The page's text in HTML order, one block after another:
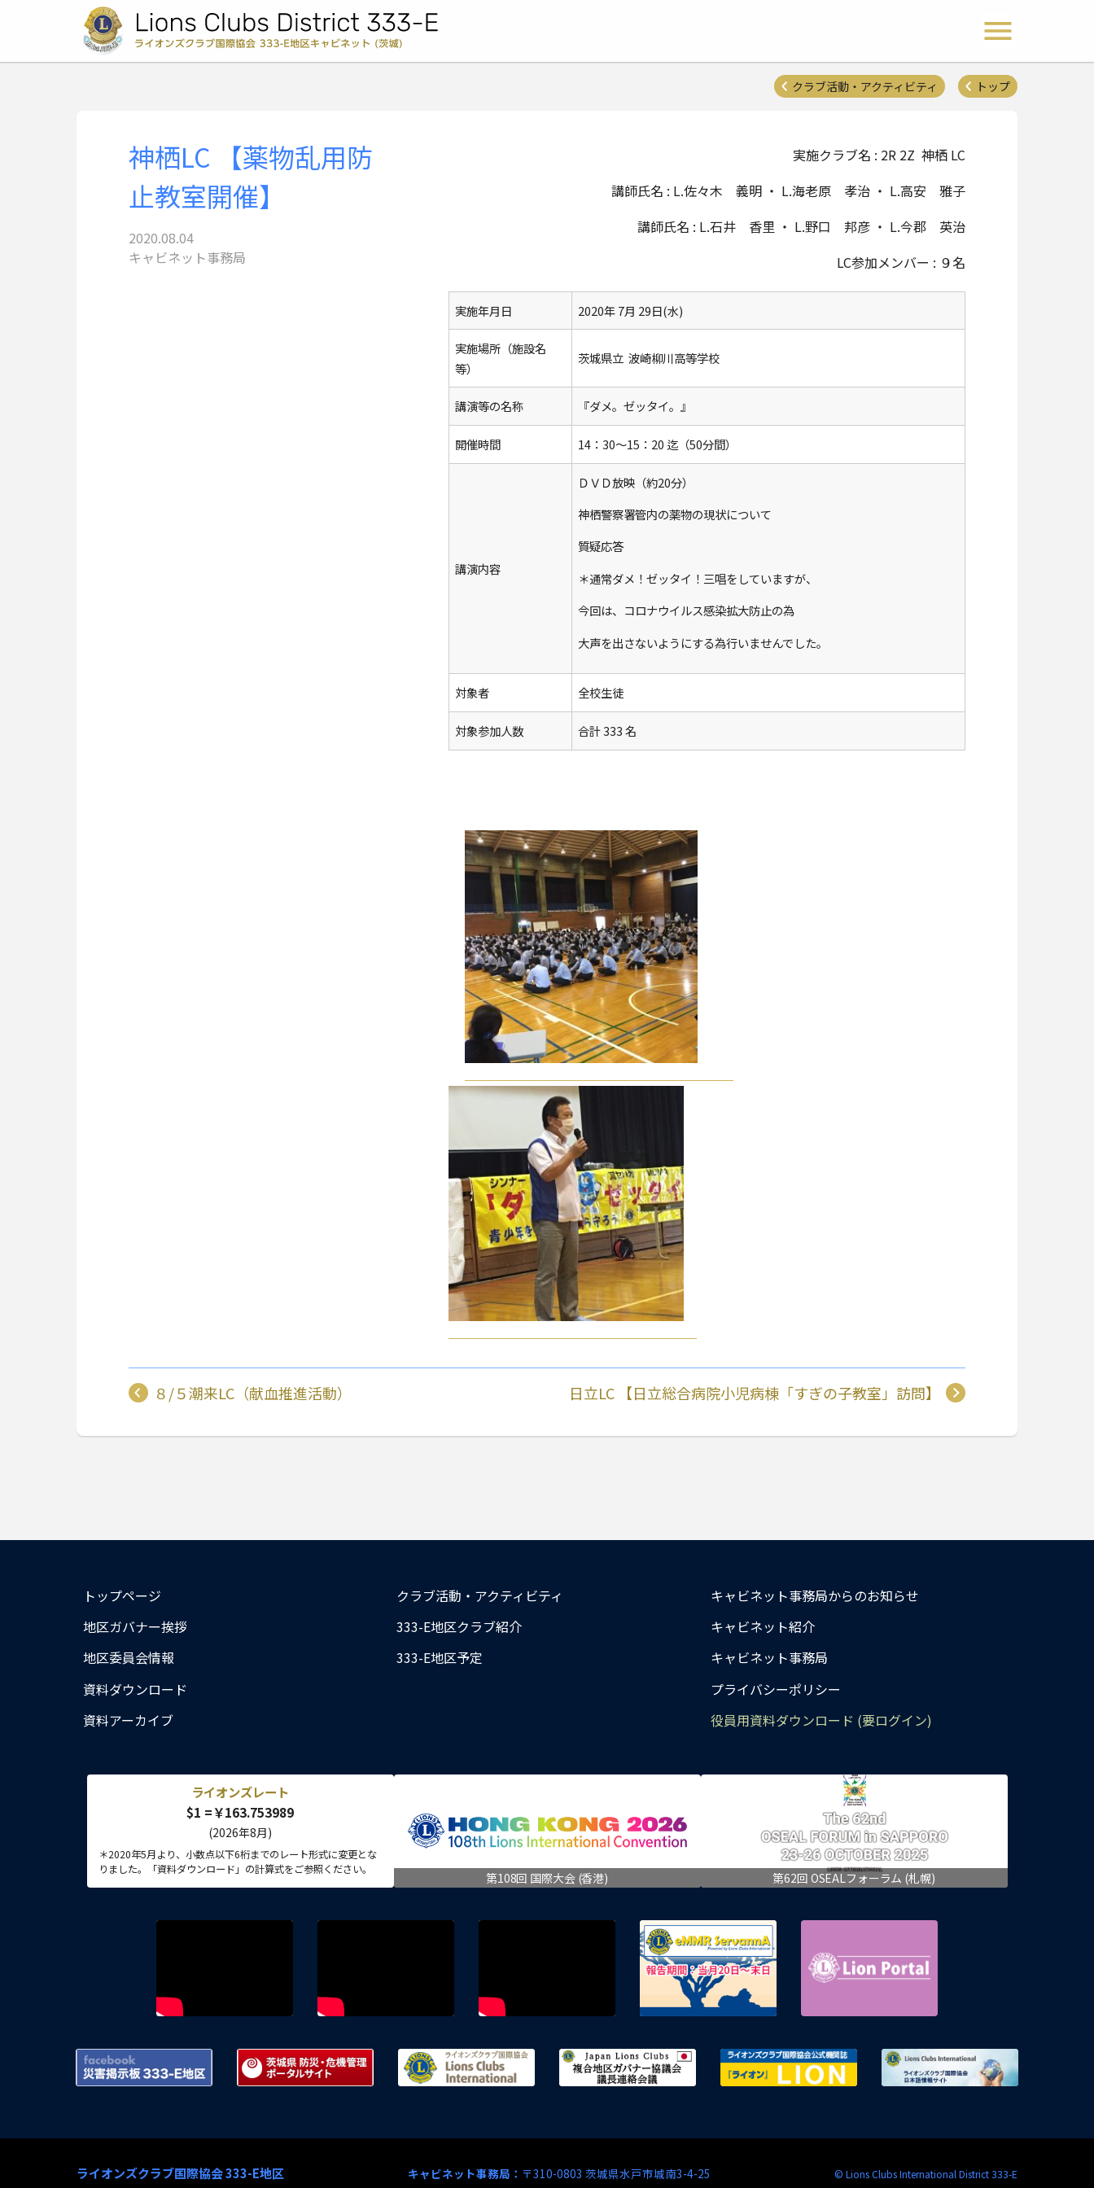
トップ
クラブ活動・アクティビティ
神栖LC 【薬物乱用防
止教室開催】
2020.08.04
キャビネット事務局
実施クラブ名 : 2R 2Z 神栖 LC
講師氏名 : L.佐々木 義明 ・ L.海老原 孝治 ・ L.高安 雅子
講師氏名 : L.石井 香里 ・ L.野口 邦彦 ・ L.今郡 英治
LC参加メンバー : ９名
実施年月日 2020年 7月 29日(水)
実施場所（施設名
等）
茨城県立 波崎柳川高等学校
講演等の名称 『ダメ。ゼッタイ。』
開催時間 14：30～15：20 迄（50分間）
講演内容
ＤＶＤ放映（約20分）
神栖警察署管内の薬物の現状について
質疑応答
＊通常ダメ！ゼッタイ！三唱をしていますが、
今回は、コロナウイルス感染拡大防止の為
大声を出さないようにする為行いませんでした。
対象者 全校生徒
対象参加人数 合計 333 名
８/５潮来LC（献血推進活動） 日立LC 【日立総合病院小児病棟「すぎの子教室」訪問】
トップページ
地区ガバナー挨拶
地区委員会情報
資料ダウンロード
資料アーカイブ
クラブ活動・アクティビティ
333-E地区クラブ紹介
333-E地区予定
キャビネット事務局からのお知らせ
キャビネット紹介
キャビネット事務局
プライバシーポリシー
役員用資料ダウンロード (要ログイン)
ライオンズレート
$1 =￥163.753989
(2026年8月)
＊2020年5月より、小数点以下6桁までのレート形式に変更とな
りました。「資料ダウンロード」の計算式をご参照ください。
第108回 国際大会 (香港) 第62回 OSEALフォーラム (札幌)
Facebook 災害掲示板 333-E地区 茨城県 防災・危機管理ポータルサイトライオンズクラブ国際協会 複合地区ガバナー協議会 議長連絡会議ライオンズクラブ国際協会公式機関誌『ライ
ライオンズクラブ国際協会 333-E地区 キャビネット事務局： 〒310-0803 茨城県水戸市城南3-4-25 © Lions Clubs International District 333-E